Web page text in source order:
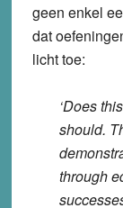
geen enkel
dat
licht toe:
‘Does
should.
through